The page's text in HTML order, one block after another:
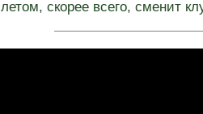
летом, скорее всего, сменит